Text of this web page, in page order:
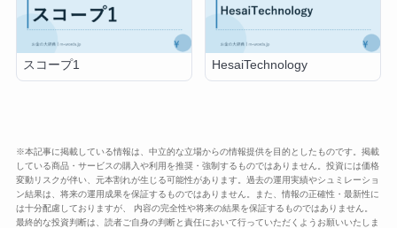
スコープ1 HesaiTechnology
※本記事に掲載している情報は、中立的な立場からの情報提供を目的としたものです。掲載
している商品・サービスの購入や利用を推奨・強制するものではありません。投資には価格
変動リスクが伴い、元本割れが生じる可能性があります。過去の運用実績やシュミレーショ
ン結果は、将来の運用成果を保証するものではありません。また、情報の正確性・最新性に
は十分配慮しておりますが、 内容の完全性や将来の結果を保証するものではありません。
最終的な投資判断は、読者ご自身の判断と責任において行っていただくようお願いいたしま